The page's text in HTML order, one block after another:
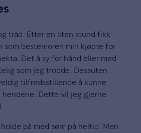
tråd. Etter en liten stund fikk
som bestemoren min kjøpte for
Det å sy for hånd eller med
som jeg trodde. Dessuten
tilfredsstillende å kunne
Dette vil jeg gjerne
på med søm på heltid. Men